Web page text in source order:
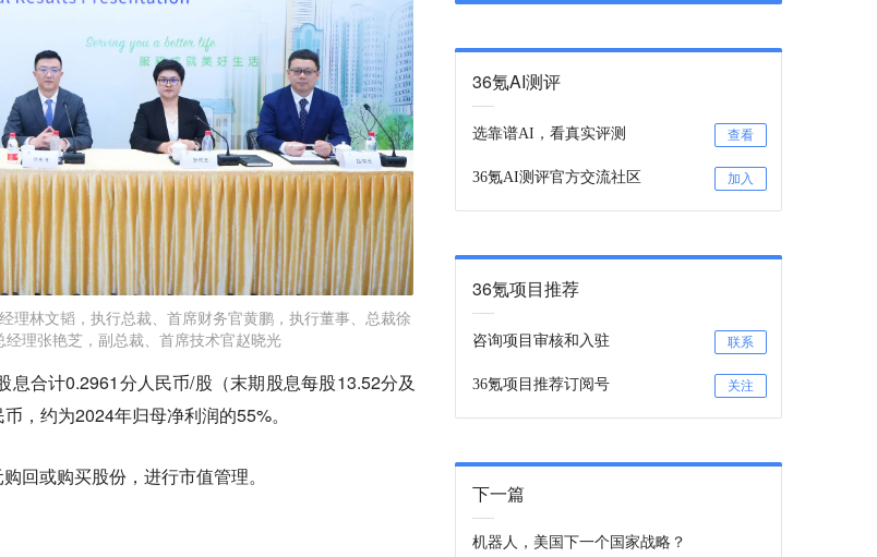
理林文韬，执行总裁、首席财务官黄鹏，执行董事、总裁徐
理张艳芝，副总裁、首席技术官赵晓光
合计0.2961分人民币/股（末期股息每股13.52分及
，约为2024年归母净利润的55%。
回或购买股份，进行市值管理。
36氪AI测评
选靠谱AI，看真实评测 查看
36氪AI测评官方交流社区 加入
36氪项目推荐
咨询项目审核和入驻 联系
36氪项目推荐订阅号 关注
下一篇
机器人，美国下一个国家战略？